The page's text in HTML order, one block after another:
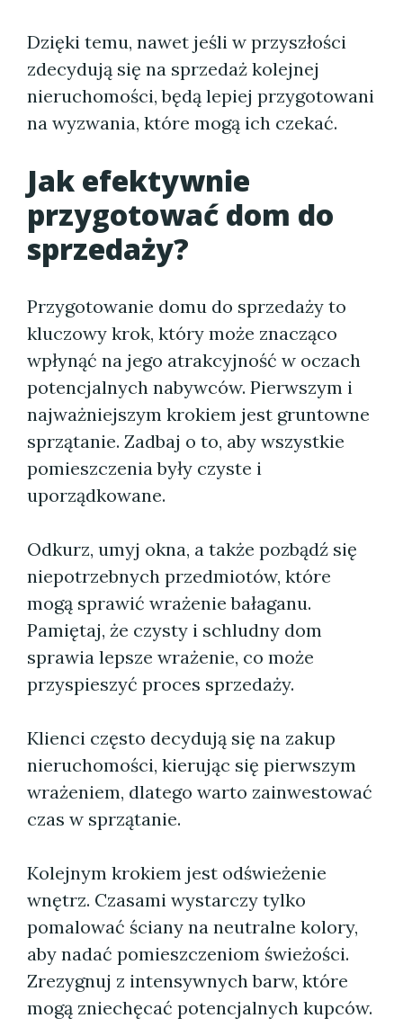
Dzięki temu, nawet jeśli w przyszłości
zdecydują się na sprzedaż kolejnej
nieruchomości, będą lepiej przygotowani
na wyzwania, które mogą ich czekać.
Jak efektywnie
przygotować dom do
sprzedaży?
Przygotowanie domu do sprzedaży to
kluczowy krok, który może znacząco
wpłynąć na jego atrakcyjność w oczach
potencjalnych nabywców. Pierwszym i
najważniejszym krokiem jest gruntowne
sprzątanie. Zadbaj o to, aby wszystkie
pomieszczenia były czyste i
uporządkowane.
Odkurz, umyj okna, a także pozbądź się
niepotrzebnych przedmiotów, które
mogą sprawić wrażenie bałaganu.
Pamiętaj, że czysty i schludny dom
sprawia lepsze wrażenie, co może
przyspieszyć proces sprzedaży.
Klienci często decydują się na zakup
nieruchomości, kierując się pierwszym
wrażeniem, dlatego warto zainwestować
czas w sprzątanie.
Kolejnym krokiem jest odświeżenie
wnętrz. Czasami wystarczy tylko
pomalować ściany na neutralne kolory,
aby nadać pomieszczeniom świeżości.
Zrezygnuj z intensywnych barw, które
mogą zniechęcać potencjalnych kupców.